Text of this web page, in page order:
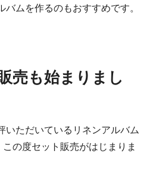
ムを作るのもおすすめです。
売も始まりまし
いただいているリネンアルバム
この度セット販売がはじまりま